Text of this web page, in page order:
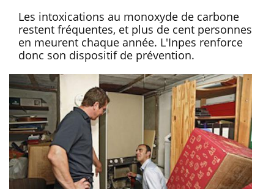
Les intoxications au monoxyde de carbone
restent fréquentes, et plus de cent personnes
en meurent chaque année. L'Inpes renforce
donc son dispositif de prévention.